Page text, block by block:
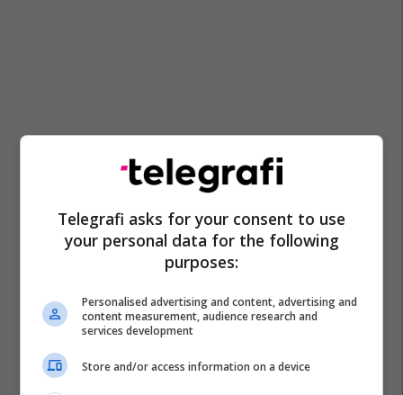
Telegrafi asks for your consent to use
your personal data for the following
purposes:
Personalised advertising and content, advertising and
content measurement, audience research and
services development
Store and/or access information on a device